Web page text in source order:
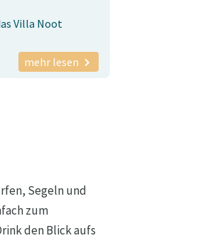
Villa Noot
mehr lesen
Segeln und
zum
den Blick aufs